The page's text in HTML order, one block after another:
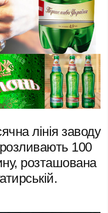
лінія заводу
100
розташована